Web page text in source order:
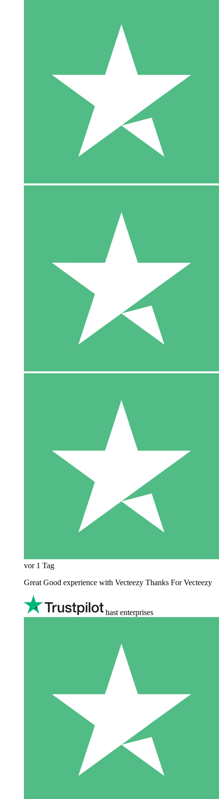
vor 1 Tag
Great Good experience with Vecteezy Thanks For Vecteezy
hast enterprises